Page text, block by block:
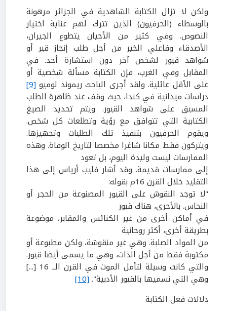
ولكن لا تزال الكتابة الشاهدية في الجزائر مرهونة
بالوسطاء (الحرفيون) الذين تترك لهم عناية اختيار
النصوص. وفي كثير من الأحيان يتطوع الجيران،
الأصدقاء وفاعلي الخير من أجل طلب إنجاز قبر أو
شواهد قبور لشخص آخر دون استشارة أحد. في
المقابل وفي الغرب، فإن الكتابة مسألة شخصية أو
على الأقل عائلية. ولقد أجرى الباحث ريموند لوميو [9]
دراسات ميدانية في كندا، حيث وقف عند ظاهرة الطلب
المسبق على شواهد القبور. ويتم تحديد الصيغ
الكتابية التي تتوافق مع رؤية وتطلعات كل شخص.
ويقوم الحرفيون بتنفيذ تلك الطلبات وتجهيزها.
ويتركون فقط مكانا شاغرا مخصصا لتاريخ الوفاة. وهذه
الممارسات ليست وليدة اليوم، بل تعود
إلى ممارسات قديمة. وقد أشار فليب أرياس إلى هذا
التقليد خلال القرن 16م بقوله:
"لا توجد النقوش على القبور المصنوعة من الحجر أو
النحاس. بالأحرى، هناك قبور
في أماكن أخرى من غير الكنائس والمقابر، موضوعة
بطريقة أخرى، أكثر روحانية
من المواد الصلبة. وهي غير منقوشة، ولكن مطبوعة أو
مكتوبة فقط من أجل الذات، وهي ما يسمى أيضا قبور.
والتي كانت وسيلة لتأمل الموت في القرن الــ 16
[...]
وهي التي نسميها بالقبور الأدبية".[10]
دلالات فعل الكتابة